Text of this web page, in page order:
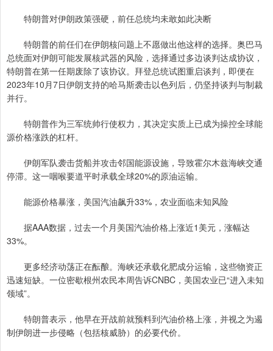
特朗普对伊朗政策强硬，前任总统均未敢如此决断
特朗普的前任们在伊朗核问题上不愿做出他这样的选择。奥巴马
总统面对伊朗可能发展核武器的风险，选择通过多边谈判达成协议，
特朗普在第一任期废除了该协议。拜登总统试图重启谈判，即便在
2023年10月7日伊朗支持的哈马斯袭击以色列后，仍坚持谈判与制裁
并行。
特朗普作为三军统帅行使权力，其决定实质上已成为操控全球能
源价格涨跌的杠杆。
伊朗军队袭击货船并攻击邻国能源设施，导致霍尔木兹海峡交通
停滞。这一咽喉要道平时承载全球20%的原油运输。
能源价格暴涨，美国汽油飙升33%，农业面临未知风险
据AAA数据，过去一个月美国汽油价格上涨近1美元，涨幅达
33%。
更多经济动荡正在酝酿。海峡还承载化肥成分运输，这些物资正
迅速短缺。一位密歇根州农民本周告诉CNBC，美国农业已“进入未知
领域”。
特朗普表示，他早在开战前就预料到汽油价格上涨，并视之为遏
制伊朗进一步侵略（包括核威胁）的必要代价。